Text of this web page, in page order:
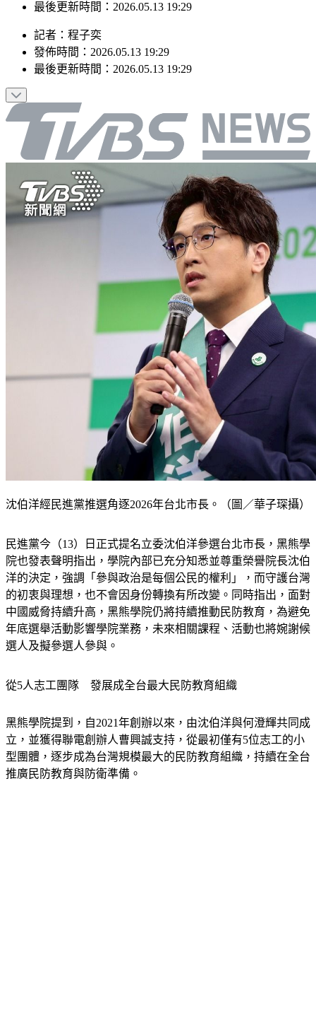
最後更新時間：2026.05.13 19:29
記者 ： 程子奕
發佈時間： 2026.05.13 19:29
最後更新時間： 2026.05.13 19:29
沈伯洋經民進黨推選角逐2026年台北市長。（圖／華子琛攝）
民進黨今（13）日正式提名立委沈伯洋參選台北市長，黑熊學
院也發表聲明指出，學院內部已充分知悉並尊重榮譽院長沈伯
洋的決定，強調「參與政治是每個公民的權利」，而守護台灣
的初衷與理想，也不會因身份轉換有所改變。同時指出，面對
中國威脅持續升高，黑熊學院仍將持續推動民防教育，為避免
年底選舉活動影響學院業務，未來相關課程、活動也將婉謝候
選人及擬參選人參與。
從5人志工團隊　發展成全台最大民防教育組織
黑熊學院提到，自2021年創辦以來，由沈伯洋與何澄輝共同成
立，並獲得聯電創辦人曹興誠支持，從最初僅有5位志工的小
型團體，逐步成為台灣規模最大的民防教育組織，持續在全台
推廣民防教育與防衛準備。